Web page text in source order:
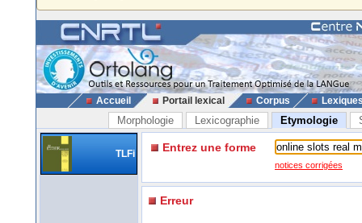
Accueil Portail lexical Corpus
Morphologie Lexicographie Etymologie
TLFi Entrez une forme
notices corrigées
Erreur